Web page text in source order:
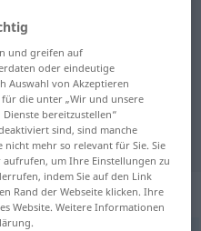
für
Übersetzung
Verb
und greifen auf
oder eindeutige
Auswahl von Akzeptieren
die unter „Wir und unsere
bereitzustellen“
sind, sind manche
mehr so relevant für Sie. Sie
um Ihre Einstellungen zu
indem Sie auf den Link
Rand der Webseite klicken. Ihre
Website. Weitere Informationen